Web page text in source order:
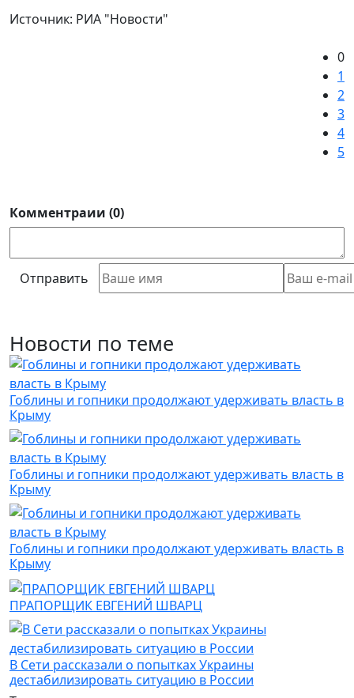
Источник: РИА "Новости"
0
1
2
3
4
5
Комментраии (0)
Отправить
Новости по теме
Гоблины и гопники продолжают удерживать власть в
Крыму
Гоблины и гопники продолжают удерживать власть в
Крыму
Гоблины и гопники продолжают удерживать власть в
Крыму
ПРАПОРЩИК ЕВГЕНИЙ ШВАРЦ
В Сети рассказали о попытках Украины
дестабилизировать ситуацию в России